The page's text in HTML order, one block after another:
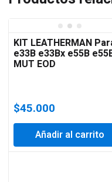
KIT LEATHERMAN
e33B e33Bx e55B
MUT EOD
$45.000
Añadir al carrito